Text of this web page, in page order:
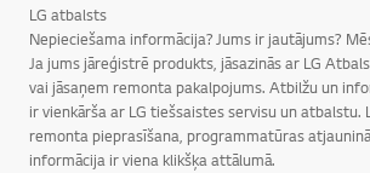
LG atbalsts
Nepieciešama informācija? Jums ir jautājums?
Ja jums jāreģistrē produkts, jāsazinās ar LG
vai jāsaņem remonta pakalpojums. Atbilžu un
ir vienkārša ar LG tiešsaistes servisu un atbalstu.
remonta pieprasīšana, programmatūras
informācija ir viena klikšķa attālumā.